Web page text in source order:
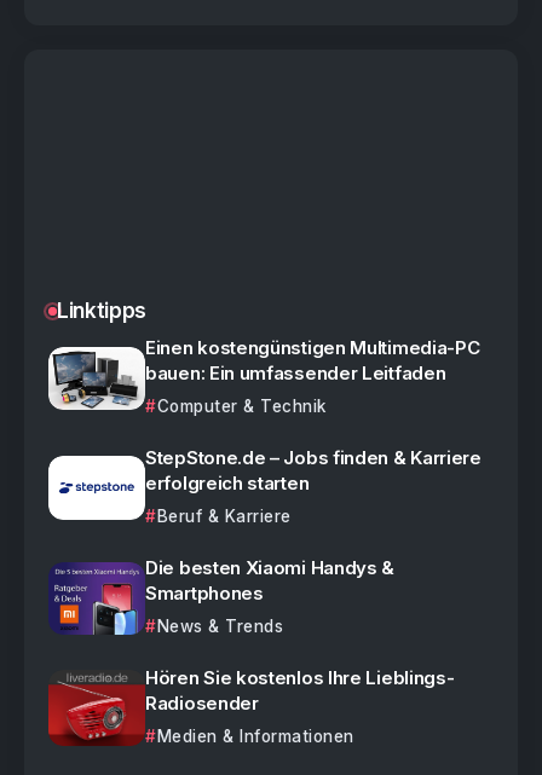
Linktipps
Einen kostengünstigen Multimedia-PC
bauen: Ein umfassender Leitfaden
Computer & Technik
StepStone.de – Jobs finden & Karriere
erfolgreich starten
Beruf & Karriere
Die besten Xiaomi Handys &
Smartphones
News & Trends
Hören Sie kostenlos Ihre Lieblings-
Radiosender
Medien & Informationen